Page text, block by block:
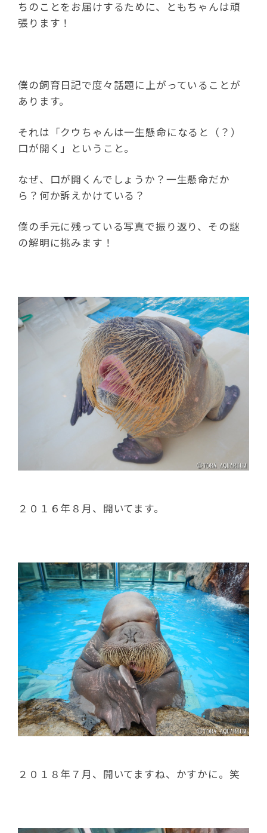
ちのことをお届けするために、ともちゃんは頑
張ります！
僕の飼育日記で度々話題に上がっていることが
あります。
それは「クウちゃんは一生懸命になると（？）
口が開く」ということ。
なぜ、口が開くんでしょうか？一生懸命だか
ら？何か訴えかけている？
僕の手元に残っている写真で振り返り、その謎
の解明に挑みます！
２０１６年８月、開いてます。
２０１８年７月、開いてますね、かすかに。笑